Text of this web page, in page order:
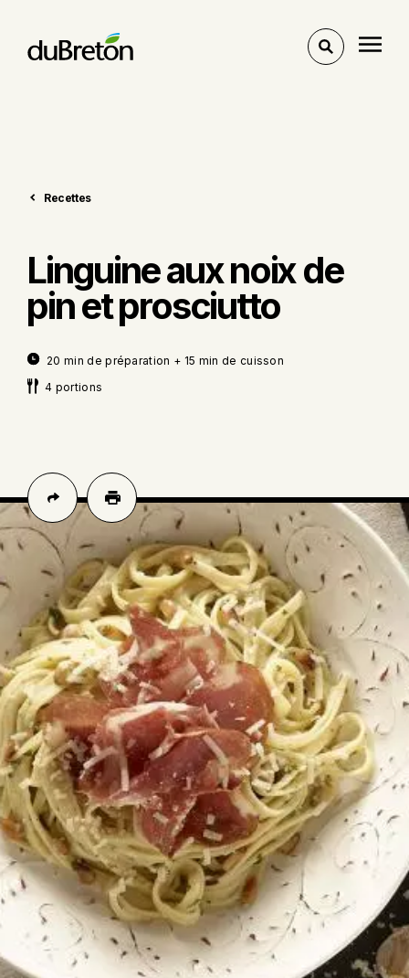
Voir
Recettes
Linguine aux noix de
pin et prosciutto
20 min de préparation + 15 min de cuisson
4 portions